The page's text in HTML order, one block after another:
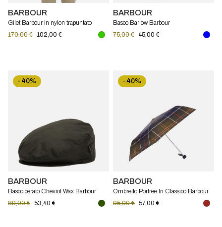
BARBOUR
Gilet Barbour in nylon trapuntato
170,00 € 102,00 €
BARBOUR
Basco Barlow Barbour
75,00 € 45,00 €
-40%
BARBOUR
Basco cerato Cheviot Wax Barbour
89,00 €
53,40 €
-40%
BARBOUR
Ombrello Portree In Classico Barbour
95,00 €
57,00 €